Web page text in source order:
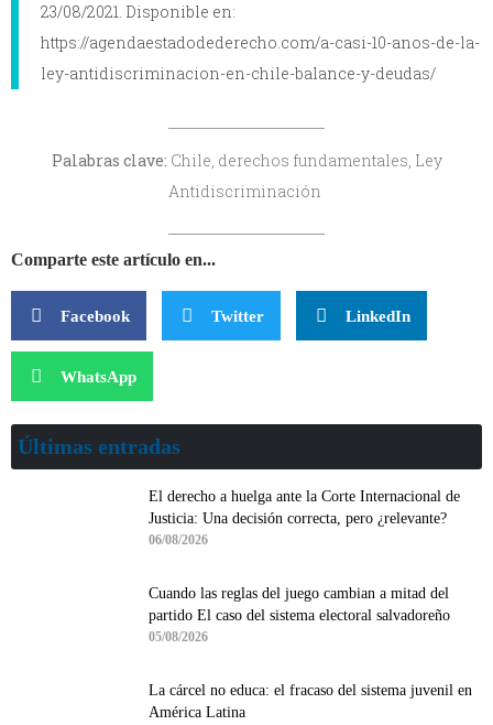
23/08/2021. Disponible en:
https://agendaestadodederecho.com/a-casi-10-anos-de-la-
ley-antidiscriminacion-en-chile-balance-y-deudas/
Palabras clave: Chile, derechos fundamentales, Ley
Antidiscriminación
Comparte este artículo en...
Facebook Twitter LinkedIn
WhatsApp
Últimas entradas
El derecho a huelga ante la Corte Internacional de
Justicia: Una decisión correcta, pero ¿relevante?
06/08/2026
Cuando las reglas del juego cambian a mitad del
partido El caso del sistema electoral salvadoreño
05/08/2026
La cárcel no educa: el fracaso del sistema juvenil en
América Latina